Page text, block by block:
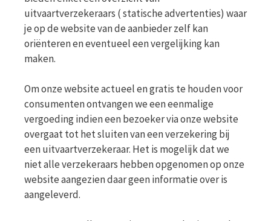
uitvaartverzekeraars ( statische advertenties) waar
je op de website van de aanbieder zelf kan
oriënteren en eventueel een vergelijking kan
maken.
Om onze website actueel en gratis te houden voor
consumenten ontvangen we een eenmalige
vergoeding indien een bezoeker via onze website
overgaat tot het sluiten van een verzekering bij
een uitvaartverzekeraar. Het is mogelijk dat we
niet alle verzekeraars hebben opgenomen op onze
website aangezien daar geen informatie over is
aangeleverd.